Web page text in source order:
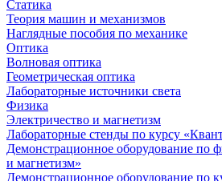
Статика
Теория машин и механизмов
Наглядные пособия по механике
Оптика
Волновая оптика
Геометрическая оптика
Лабораторные источники света
Физика
Электричество и магнетизм
Лабораторные стенды по курсу
Демонстрационное оборудование по
и магнетизм»
Демонстрационное оборудование по